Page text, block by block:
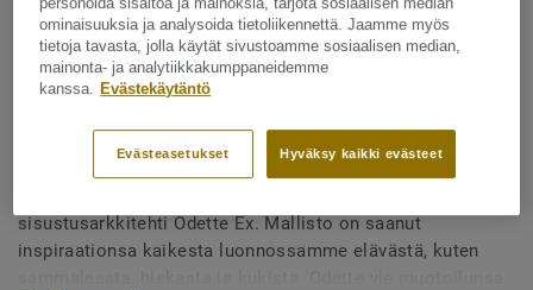
DESSO & Ex Nature - Desso
&Ex Nature AC35 9980-202-V
T1 400
sisustusarkkitehti Odette Ex. Mallisto on saanut
inspiraationsa kaikesta luonnossamme elävästä, kuten
ominaisuuksia ja analysoida tietoliikennettä. Jaamme myös
tietoja tavasta, jolla käytät sivustoamme sosiaalisen median,
mainonta- ja analytiikkakumppaneidemme
kanssa.
Evästekäytäntö
Hyväksy kaikki evästeet
Evästeasetukset